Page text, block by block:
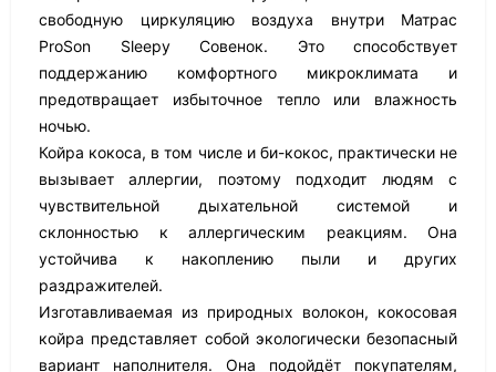
свободную циркуляцию воздуха внутри Матрас
ProSon Sleepy Совенок. Это способствует
поддержанию комфортного микроклимата и
предотвращает избыточное тепло или влажность
ночью.
Койра кокоса, в том числе и би-кокос, практически не
вызывает аллергии, поэтому подходит людям с
чувствительной дыхательной системой и
склонностью к аллергическим реакциям. Она
устойчива к накоплению пыли и других
раздражителей.
Изготавливаемая из природных волокон, кокосовая
койра представляет собой экологически безопасный
вариант наполнителя. Она подойдёт покупателям,